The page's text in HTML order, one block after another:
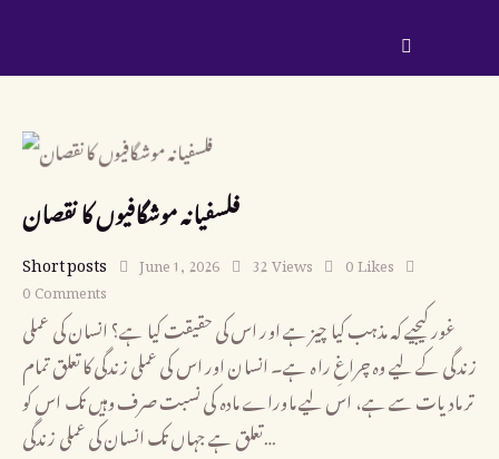
فلسفیانہ موشگافیوں کا نقصان
Short posts June 1, 2026 32Views 0Likes
0Comments
غور کیجیے کہ مذہب کیا چیز ہے اور اس کی حقیقت کیا ہے؟ انسان کی عملی
زندگی کے لیے وہ چراغِ راہ ہے۔ انسان اور اس کی عملی زندگی کا تعلق تمام
تر مادیات سے ہے، اس لیے ماوراے مادہ کی نسبت صرف وہیں تک اس کو
تعلق ہے جہاں تک انسان کی عملی زندگی…